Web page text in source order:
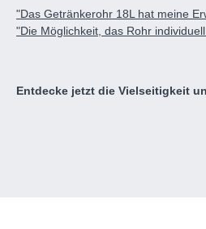
"Das Getränkerohr 18L hat meine
"Die Möglichkeit, das Rohr
Entdecke jetzt die Vielseitigkeit